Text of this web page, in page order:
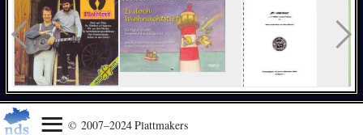
© 2007–2024 Plattmakers